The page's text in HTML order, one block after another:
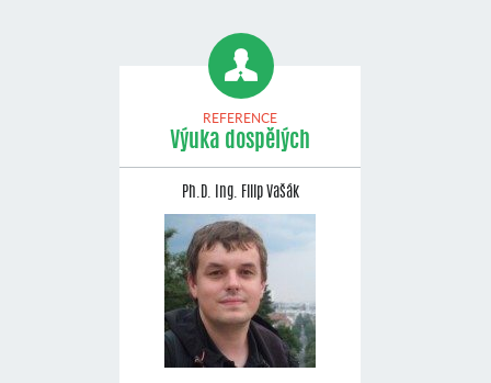
REFERENCE
Výuka dospělých
Ph.D. Ing. Filip Vašák